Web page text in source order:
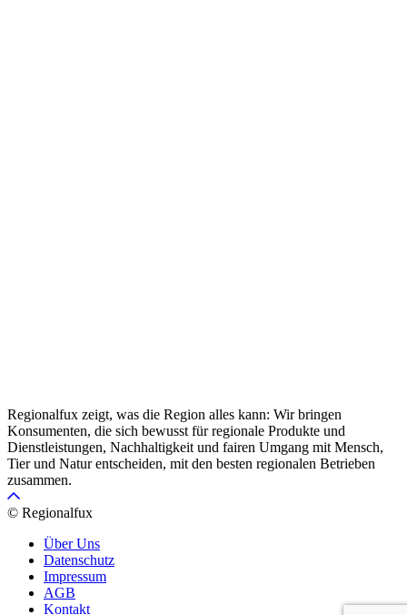
Regionalfux zeigt, was die Region alles kann: Wir bringen
Konsumenten, die sich bewusst für regionale Produkte und
Dienstleistungen, Nachhaltigkeit und fairen Umgang mit Mensch,
Tier und Natur entscheiden, mit den besten regionalen Betrieben
zusammen.
© Regionalfux
Über Uns
Datenschutz
Impressum
AGB
Kontakt